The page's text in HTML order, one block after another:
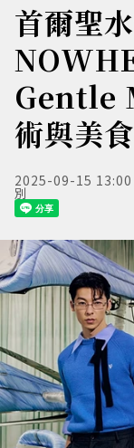
首爾聖
Gentle
術與美
2025-09-15 13:00
別